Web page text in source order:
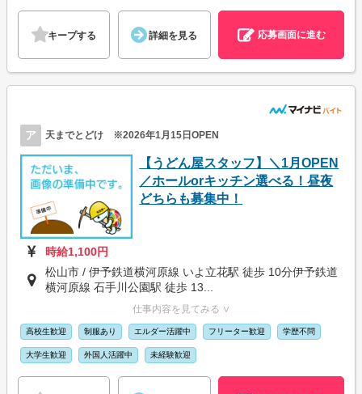
キープする 詳細を見る 応募画面に進む
ア 天までとどけ ※2026年1月15日OPEN
【うどん屋スタッフ】＼1月OPEN
／ホールorキッチン選べる！昼夜
どちらも募集中！
時給1,100円
松山市 / 伊予鉄道横河原線 いよ立花駅 徒歩 10分伊予鉄道
横河原線 石手川公園駅 徒歩 13...
仕事内容を見てみる ∨
高校生歓迎 制服あり エルダー活躍中 フリーター歓迎 学歴不問
大学生歓迎 外国人活躍中 未経験歓迎